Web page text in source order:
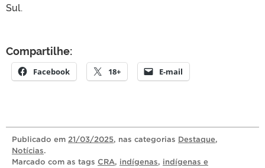
Sul.
Compartilhe:
Facebook 18+ E-mail
Publicado em 21/03/2025, nas categorias Destaque,
Notícias.
Marcado com as tags CRA, indígenas, indígenas e